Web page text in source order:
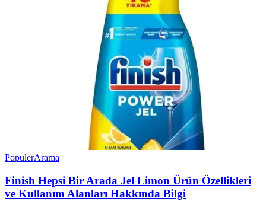
PopülerArama
Finish Hepsi Bir Arada Jel Limon Ürün Özellikleri
ve Kullanım Alanları Hakkında Bilgi